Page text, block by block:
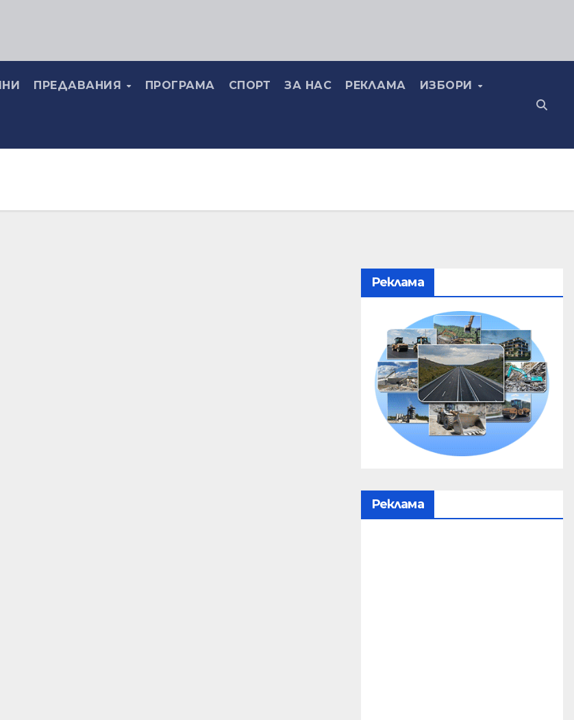
ПРЕДАВАНИЯ ПРОГРАМА СПОРТ ЗА НАС РЕКЛАМА ИЗБОРИ
Реклама
Реклама